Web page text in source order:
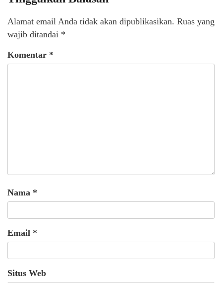
Alamat email Anda tidak akan dipublikasikan. Ruas yang
wajib ditandai *
Komentar *
Nama *
Email *
Situs Web